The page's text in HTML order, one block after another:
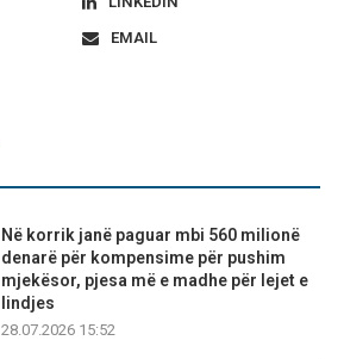
EMAIL
Në korrik janë paguar mbi 560 milionë
denarë për kompensime për pushim
mjekësor, pjesa më e madhe për lejet e
lindjes
28.07.2026 15:52